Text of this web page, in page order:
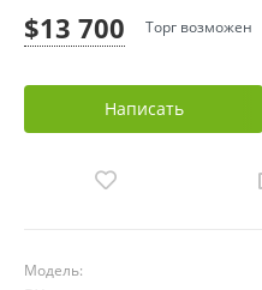
$13 700 Торг возможен
Написать
Модель: